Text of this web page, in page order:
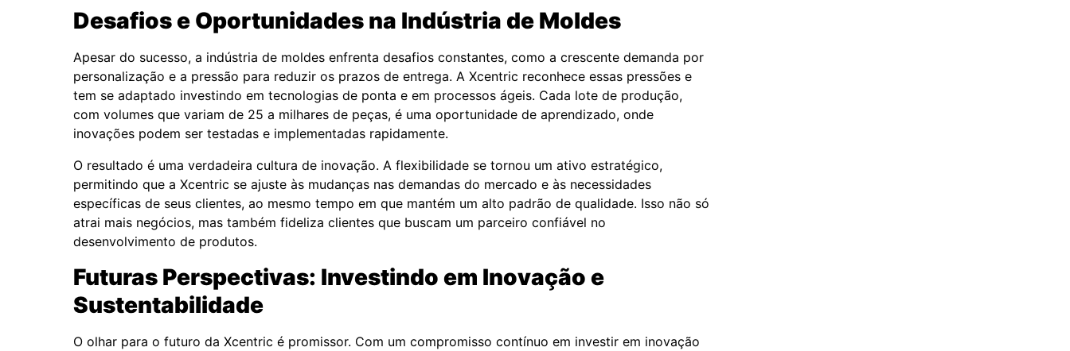
Desafios e Oportunidades na Indústria de Moldes
Apesar do sucesso, a indústria de moldes enfrenta desafios constantes, como a crescente demanda por
personalização e a pressão para reduzir os prazos de entrega. A Xcentric reconhece essas pressões e
tem se adaptado investindo em tecnologias de ponta e em processos ágeis. Cada lote de produção,
com volumes que variam de 25 a milhares de peças, é uma oportunidade de aprendizado, onde
inovações podem ser testadas e implementadas rapidamente.
O resultado é uma verdadeira cultura de inovação. A flexibilidade se tornou um ativo estratégico,
permitindo que a Xcentric se ajuste às mudanças nas demandas do mercado e às necessidades
específicas de seus clientes, ao mesmo tempo em que mantém um alto padrão de qualidade. Isso não só
atrai mais negócios, mas também fideliza clientes que buscam um parceiro confiável no
desenvolvimento de produtos.
Futuras Perspectivas: Investindo em Inovação e
Sustentabilidade
O olhar para o futuro da Xcentric é promissor. Com um compromisso contínuo em investir em inovação